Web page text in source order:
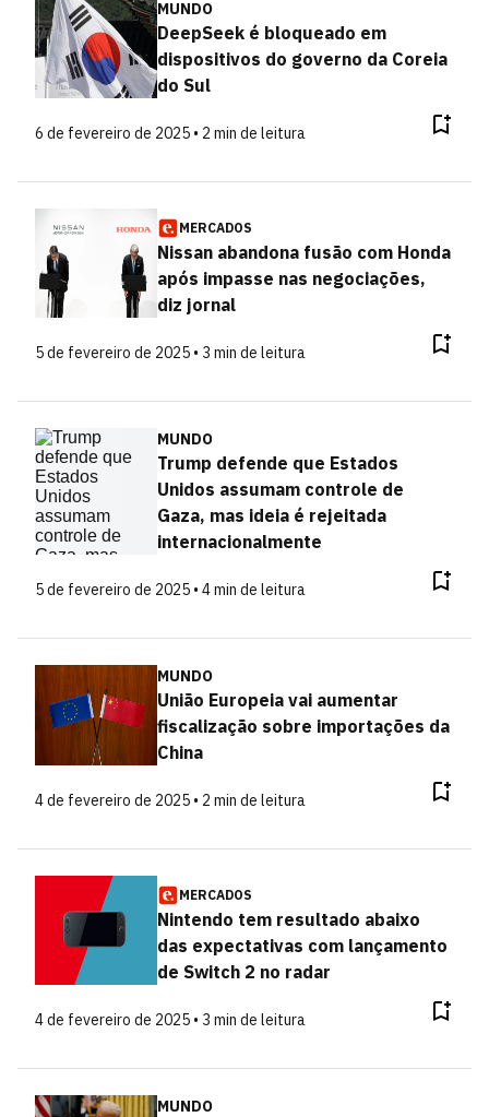
MUNDO
DeepSeek é bloqueado em
dispositivos do governo da Coreia
do Sul
6 de fevereiro de 2025 • 2 min de leitura
MERCADOS
Nissan abandona fusão com Honda
após impasse nas negociações,
diz jornal
5 de fevereiro de 2025 • 3 min de leitura
MUNDO
Trump defende que Estados
Unidos assumam controle de
Gaza, mas ideia é rejeitada
internacionalmente
5 de fevereiro de 2025 • 4 min de leitura
MUNDO
União Europeia vai aumentar
fiscalização sobre importações da
China
4 de fevereiro de 2025 • 2 min de leitura
MERCADOS
Nintendo tem resultado abaixo
das expectativas com lançamento
de Switch 2 no radar
4 de fevereiro de 2025 • 3 min de leitura
MUNDO